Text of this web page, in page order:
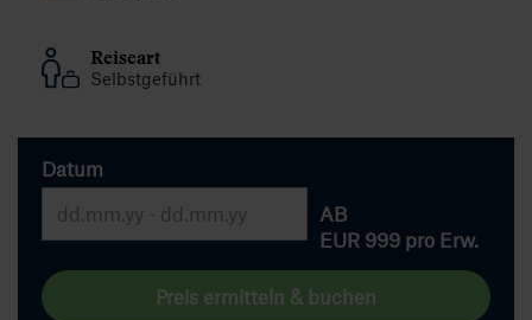
Reiseart
Selbstgeführt
Datum
AB
EUR 999 pro Erw.
Preis ermitteln & buchen